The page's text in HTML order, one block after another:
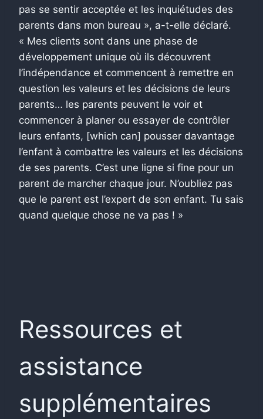
pas se sentir acceptée et les inquiétudes des
parents dans mon bureau », a-t-elle déclaré.
« Mes clients sont dans une phase de
développement unique où ils découvrent
l’indépendance et commencent à remettre en
question les valeurs et les décisions de leurs
parents… les parents peuvent le voir et
commencer à planer ou essayer de contrôler
leurs enfants, [which can] pousser davantage
l’enfant à combattre les valeurs et les décisions
de ses parents. C’est une ligne si fine pour un
parent de marcher chaque jour. N’oubliez pas
que le parent est l’expert de son enfant. Tu sais
quand quelque chose ne va pas ! »
Ressources et
assistance
supplémentaires